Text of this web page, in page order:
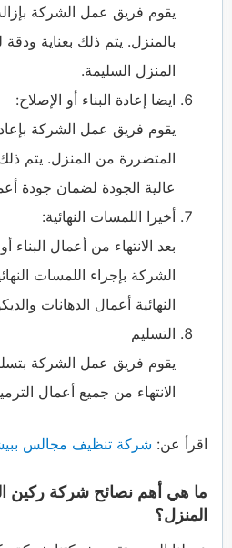
يقوم فريق عمل الشركة
بالمنزل. يتم ذلك بعناية ودقة
المنزل السليمة.
ايضا إعادة البناء أو الإصلاح:
يقوم فريق عمل الشركة
المتضررة من المنزل. يتم
عالية الجودة لضمان جودة
أخيرا اللمسات النهائية:
بعد الانتهاء من أعمال
الشركة بإجراء اللمسات
النهائية أعمال الدهانات
التسليم
يقوم فريق عمل الشركة
الانتهاء من جميع أعمال
اقرأ عن: شركة تنظيف مجالس
ما هي أهم نصائح شركة ركين
المنزل؟